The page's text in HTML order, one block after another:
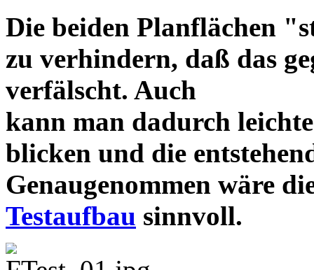
Die beiden Planflächen
zu verhindern, daß das
verfälscht. Auch
kann man dadurch
blicken und die
Genaugenommen wäre
Testaufbau sinnvoll.